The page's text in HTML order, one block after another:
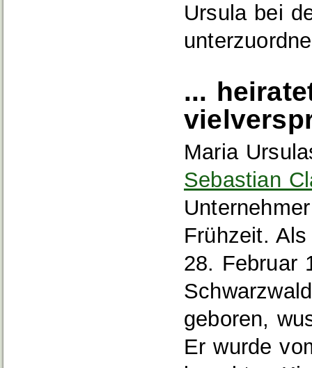
Ursula bei
...
Maria
Sebastian
Frühzeit.
28. Februar
geboren,
Er wurde